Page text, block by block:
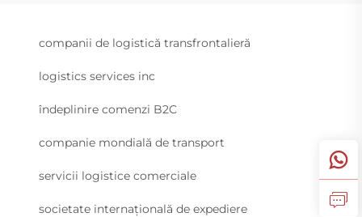
companii de logistică transfrontalieră
logistics services inc
îndeplinire comenzi B2C
companie mondială de transport
servicii logistice comerciale
societate internațională de expediere